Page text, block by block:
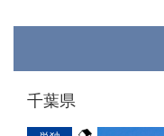
千葉県